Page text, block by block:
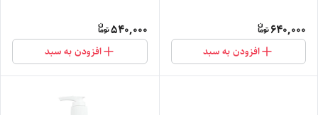
640,000
افزودن به سبد
540,000
افزودن به سبد